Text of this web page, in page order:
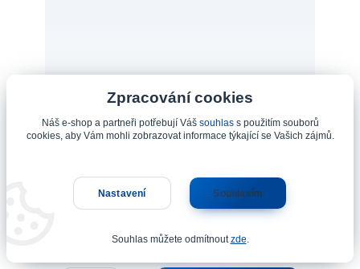
řetěz KMC X10 stříbrno-černý 10ti rychlostní
Řetěz KMC X10 určený pro 10-ti rychlostní
kazety.kompatibilní se SRAM, CAMPAGNOLO
a SHIMANO114 článkůhmotnost: 273 g
561 Kč
Skladem 440
Zpracování cookies
Náš e-shop a partneři potřebují Váš souhlass použitím souborů
cookies, aby Vám mohli zobrazovat informace týkající se Vašich zájmů.
Nastavení Souhlasím
Souhlas můžete odmítnoutzde